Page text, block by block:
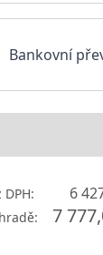
Bankovní
6
7